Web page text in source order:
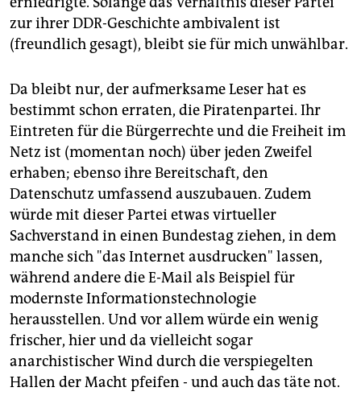
zur ihrer DDR-Geschichte ambivalent ist
(freundlich gesagt), bleibt sie für mich unwählbar.
Da bleibt nur, der aufmerksame Leser hat es
bestimmt schon erraten, die Piratenpartei. Ihr
Eintreten für die Bürgerrechte und die Freiheit im
Netz ist (momentan noch) über jeden Zweifel
erhaben; ebenso ihre Bereitschaft, den
Datenschutz umfassend auszubauen. Zudem
würde mit dieser Partei etwas virtueller
Sachverstand in einen Bundestag ziehen, in dem
manche sich "das Internet ausdrucken" lassen,
während andere die E-Mail als Beispiel für
modernste Informationstechnologie
herausstellen. Und vor allem würde ein wenig
frischer, hier und da vielleicht sogar
anarchistischer Wind durch die verspiegelten
Hallen der Macht pfeifen - und auch das täte not.